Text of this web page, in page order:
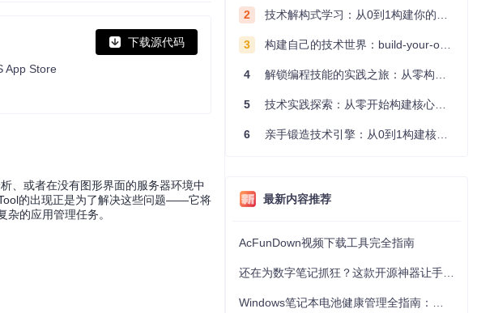
下载源代码
App Store
、或者在没有图形界面的服务器环境中
的出现正是为了解决这些问题——它将
的应用管理任务。
2 技术解构式学习：从0到1构建你的编程知识体系
3 构建自己的技术世界：build-your-own-x项目的实践探索指南
4 解锁编程技能的实践之旅：从零构建你的技术世界
5 技术实践探索：从零开始构建核心系统的实践指南
6 亲手锻造技术引擎：从0到1构建核心系统的实践指南
最新内容推荐
AcFunDown视频下载工具完全指南